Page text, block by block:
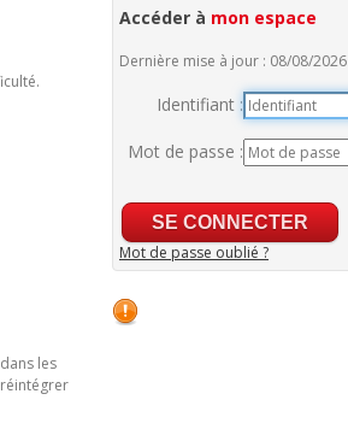
Accéder à mon espace
Dernière mise à jour : 08/08/2026
Identifiant :
Mot de passe :
Mot de passe oublié ?
les